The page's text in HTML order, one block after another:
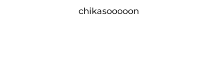
chikasooooon